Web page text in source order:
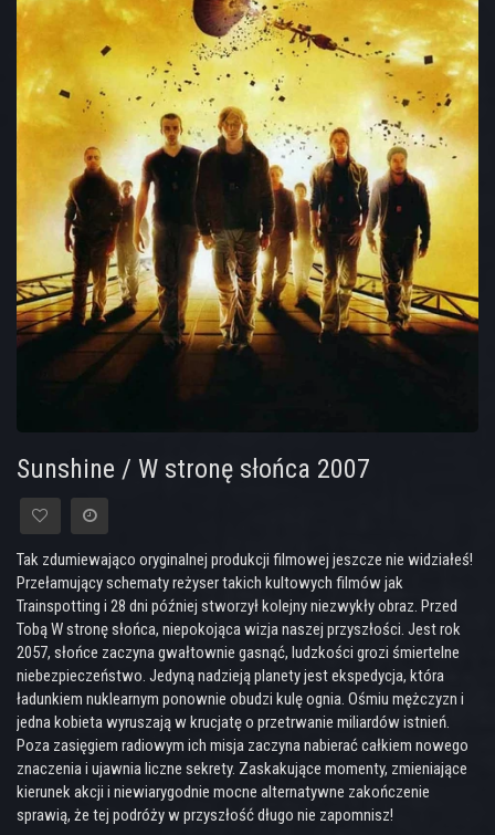
Sunshine / W stronę słońca 2007
Tak zdumiewająco oryginalnej produkcji filmowej jeszcze nie widziałeś!
Przełamujący schematy reżyser takich kultowych filmów jak
Trainspotting i 28 dni później stworzył kolejny niezwykły obraz. Przed
Tobą W stronę słońca, niepokojąca wizja naszej przyszłości. Jest rok
2057, słońce zaczyna gwałtownie gasnąć, ludzkości grozi śmiertelne
niebezpieczeństwo. Jedyną nadzieją planety jest ekspedycja, która
ładunkiem nuklearnym ponownie obudzi kulę ognia. Ośmiu mężczyzn i
jedna kobieta wyruszają w krucjatę o przetrwanie miliardów istnień.
Poza zasięgiem radiowym ich misja zaczyna nabierać całkiem nowego
znaczenia i ujawnia liczne sekrety. Zaskakujące momenty, zmieniające
kierunek akcji i niewiarygodnie mocne alternatywne zakończenie
sprawią, że tej podróży w przyszłość długo nie zapomnisz!